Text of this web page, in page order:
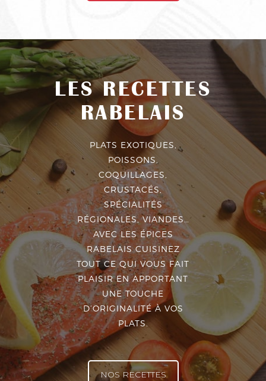
LES RECETTES
RABELAIS
PLATS EXOTIQUES,
POISSONS,
COQUILLAGES,
CRUSTACÉS,
SPÉCIALITÉS
RÉGIONALES, VIANDES…
AVEC LES ÉPICES
RABELAIS CUISINEZ
TOUT CE QUI VOUS FAIT
PLAISIR EN APPORTANT
UNE TOUCHE
D’ORIGINALITÉ À VOS
PLATS.
NOS RECETTES